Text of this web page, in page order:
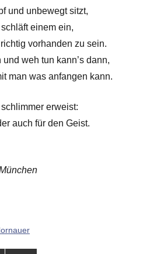
und unbewegt sitzt,
einem ein,
vorhanden zu sein.
weh tun kann’s dann,
man was anfangen kann.
erweist:
auch für den Geist.